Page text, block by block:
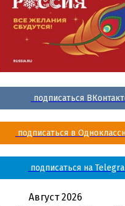
подписаться
подписаться в
подписаться на
Август 2026